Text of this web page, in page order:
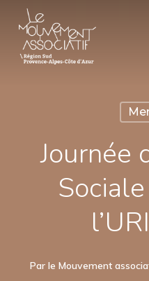
main
Journée
Par le Mouvement
Panneau de gestion des